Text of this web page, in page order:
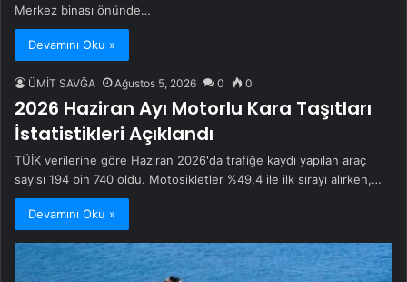
Merkez binası önünde…
Devamını Oku »
ÜMİT SAVĞA Ağustos 5, 2026 0 0
2026 Haziran Ayı Motorlu Kara Taşıtları
İstatistikleri Açıklandı
TÜİK verilerine göre Haziran 2026'da trafiğe kaydı yapılan araç
sayısı 194 bin 740 oldu. Motosikletler %49,4 ile ilk sırayı alırken,…
Devamını Oku »